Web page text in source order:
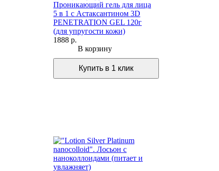
Проникающий гель для лица
5 в 1 с Астаксантином 3D
PENETRATION GEL 120г
(для упругости кожи)
1888 р.
В корзину